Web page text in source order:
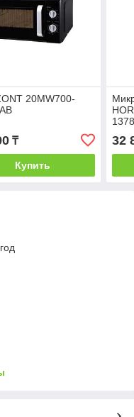
20MW700-
₸
Купить
32